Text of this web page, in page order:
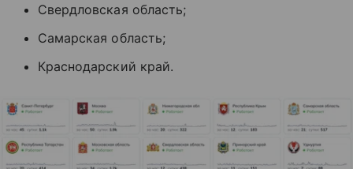
Свердловская область;
Самарская область;
Краснодарский край.